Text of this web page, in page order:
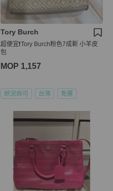
Tory Burch
超便宜❗️Tory Burch粉色7成新 小羊皮
包
MOP 1,157
狀況尚可 台灣 免運